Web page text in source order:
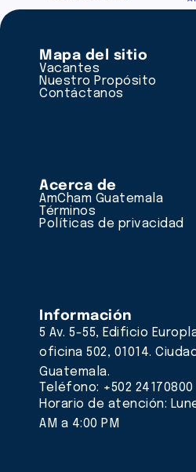
Mapa del sitio
Vacantes
Nuestro Propósito
Contáctanos
Acerca de
AmCham Guatemala
Términos
Políticas de privacidad
Información
5 Av. 5-55, Edificio
oficina 502, 01014.
Guatemala.
Teléfono: +502 24170800
Horario de atención:
AM a 4:00 PM